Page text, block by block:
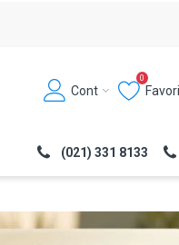
Cont
0
(021) 331 8133